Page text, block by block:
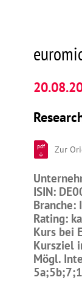
pdf Zur
ISIN:
Branche:
Rating:
Kurs bei
Kursziel
Mögl.